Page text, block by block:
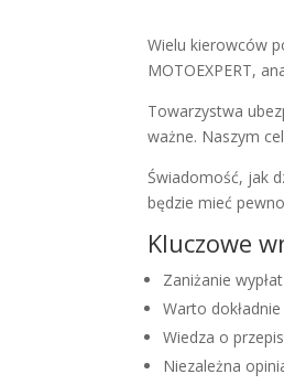
Wielu kierowców
MOTOEXPERT,
Towarzystwa
ważne. Naszym
Świadomość, jak
będzie mieć
Kluczowe
Zaniżanie
Warto
Wiedza o
Niezależna